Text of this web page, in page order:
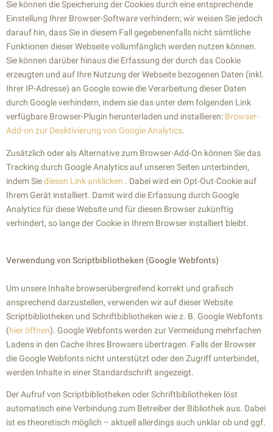
Sie können die Speicherung der Cookies durch eine entsprechende
Einstellung Ihrer Browser-Software verhindern; wir weisen Sie jedoch
darauf hin, dass Sie in diesem Fall gegebenenfalls nicht sämtliche
Funktionen dieser Webseite vollumfänglich werden nutzen können.
Sie können darüber hinaus die Erfassung der durch das Cookie
erzeugten und auf Ihre Nutzung der Webseite bezogenen Daten (inkl.
Ihrer IP-Adresse) an Google sowie die Verarbeitung dieser Daten
durch Google verhindern, indem sie das unter dem folgenden Link
verfügbare Browser-Plugin herunterladen und installieren: Browser-
Add-on zur Deaktivierung von Google Analytics.
Zusätzlich oder als Alternative zum Browser-Add-On können Sie das
Tracking durch Google Analytics auf unseren Seiten unterbinden,
indem Siediesen Link anklicken . Dabei wird ein Opt-Out-Cookie auf
Ihrem Gerät installiert. Damit wird die Erfassung durch Google
Analytics für diese Website und für diesen Browser zukünftig
verhindert, so lange der Cookie in Ihrem Browser installiert bleibt.
Verwendung von Scriptbibliotheken (Google Webfonts)
Um unsere Inhalte browserübergreifend korrekt und grafisch
ansprechend darzustellen, verwenden wir auf dieser Website
Scriptbibliotheken und Schriftbibliotheken wie z. B. Google Webfonts
(hier öffnen). Google Webfonts werden zur Vermeidung mehrfachen
Ladens in den Cache Ihres Browsers übertragen. Falls der Browser
die Google Webfonts nicht unterstützt oder den Zugriff unterbindet,
werden Inhalte in einer Standardschrift angezeigt.
Der Aufruf von Scriptbibliotheken oder Schriftbibliotheken löst
automatisch eine Verbindung zum Betreiber der Bibliothek aus. Dabei
ist es theoretisch möglich – aktuell allerdings auch unklar ob und ggf.